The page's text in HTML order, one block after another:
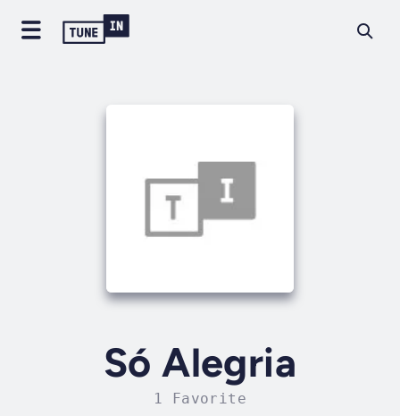
Só Alegria
1 Favorite